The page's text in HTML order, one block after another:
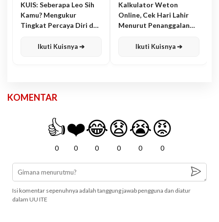
KUIS: Seberapa Leo Sih
Kamu? Mengukur
Tingkat Percaya Diri dan
Ikuti Kuisnya ➔
Kalkulator Weton
Online, Cek Hari Lahir
Menurut Penanggalan
Ikuti Kuisnya ➔
KOMENTAR
👍
0
❤️
0
😂
0
😧
0
😭
0
😡
0
Isi komentar sepenuhnya adalah tanggung jawab pengguna dan diatur
dalam UU ITE